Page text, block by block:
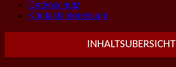
Datenschutz
Kontakt/Impressum
INHALTSUBERSICHT